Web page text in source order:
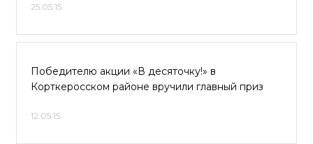
25.05.15
Победителю акции «В десяточку!» в
Корткеросском районе вручили главный приз
12.05.15